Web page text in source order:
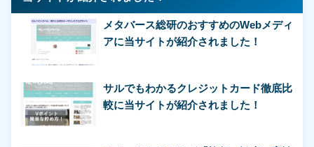
メタバース総研のおすすめのWebメディ
アに当サイトが紹介されました！
サルでもわかるクレジットカード徹底比
較に当サイトが紹介されました！